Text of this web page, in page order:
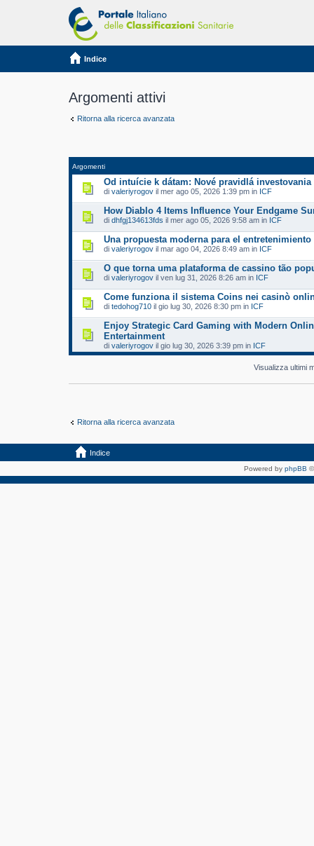
Indice
Argomenti attivi
Ritorna alla ricerca avanzata
Argomenti
Od intuície k dátam: Nové pravidlá investovania
di valeriyrogov il mer ago 05, 2026 1:39 pm in ICF
How Diablo 4 Items Influence Your Endgame
di dhfgj134613fds il mer ago 05, 2026 9:58 am in ICF
Una propuesta moderna para el
di valeriyrogov il mar ago 04, 2026 8:49 am in ICF
O que torna uma plataforma de cassino tão
di valeriyrogov il ven lug 31, 2026 8:26 am in ICF
Come funziona il sistema Coins nei casinò
di tedohog710 il gio lug 30, 2026 8:30 pm in ICF
Enjoy Strategic Card Gaming with Modern
Entertainment
di valeriyrogov il gio lug 30, 2026 3:39 pm in ICF
Visualizza ultimi
Ritorna alla ricerca avanzata
Indice
Powered by phpBB